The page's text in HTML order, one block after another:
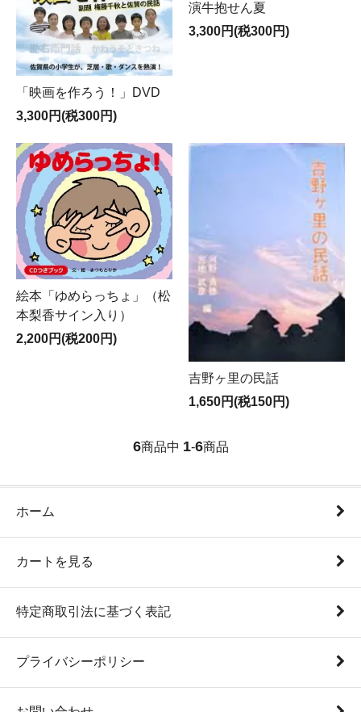
「映画を作ろう！」DVD
3,300円(税300円)
演牛抱せん夏
3,300円(税300円)
絵本「ゆめらっちょ」（松
本梨香サイン入り）
2,200円(税200円)
吉野ヶ里の民話
1,650円(税150円)
6商品中 1-6商品
ホーム
カートを見る
特定商取引法に基づく表記
プライバシーポリシー